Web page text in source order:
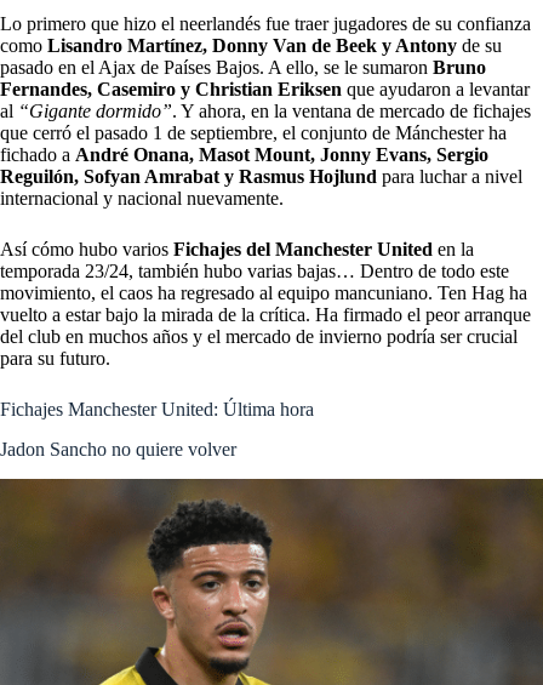
Lo primero que hizo el neerlandés fue traer jugadores de su confianza
como Lisandro Martínez, Donny Van de Beek y Antony de su
pasado en el Ajax de Países Bajos. A ello, se le sumaron Bruno
Fernandes, Casemiro y Christian Eriksen que ayudaron a levantar
al “Gigante dormido”. Y ahora, en la ventana de mercado de fichajes
que cerró el pasado 1 de septiembre, el conjunto de Mánchester ha
fichado a André Onana, Masot Mount, Jonny Evans, Sergio
Reguilón, Sofyan Amrabat y Rasmus Hojlund para luchar a nivel
internacional y nacional nuevamente.
Así cómo hubo varios Fichajes del Manchester United en la
temporada 23/24, también hubo varias bajas… Dentro de todo este
movimiento, el caos ha regresado al equipo mancuniano. Ten Hag ha
vuelto a estar bajo la mirada de la crítica. Ha firmado el peor arranque
del club en muchos años y el mercado de invierno podría ser crucial
para su futuro.
Fichajes Manchester United: Última hora
Jadon Sancho no quiere volver